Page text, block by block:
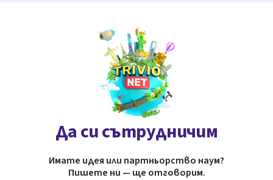
Да си сътрудничим
Имате идея или партньорство наум?
Пишете ни — ще отговорим.